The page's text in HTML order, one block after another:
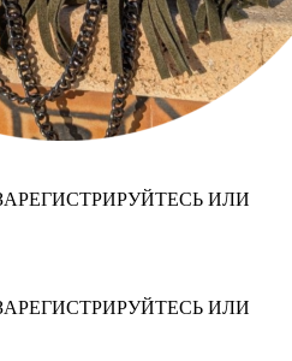
ИЛИ
ИЛИ